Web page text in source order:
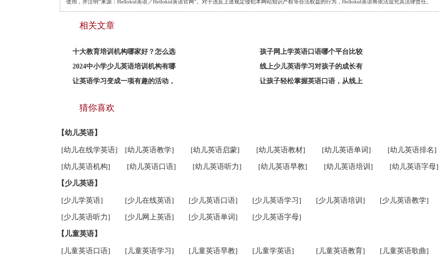
使用，并注明“来源：Hellokid英语／Hellokid英语官网”。对于违反上述规定侵犯本网站知识产权等合法权益的行为，Hellokid英语将依法追究其法律责任。
相关文章
十大教育培训机构哪家好？怎么选
孩子网上学英语口语哪个平台比较
2024中小学少儿英语培训机构有哪
线上少儿英语学习对孩子的成长有
让英语学习变成一项有趣的活动，
让孩子轻松掌握英语口语，从线上
猜你喜欢
【幼儿英语】
[幼儿在线学英语] [幼儿英语教学] [幼儿英语启蒙] [幼儿英语教材] [幼儿英语单词] [幼儿英语排名]
[幼儿英语机构] [幼儿英语口语] [幼儿英语听力] [幼儿英语早教] [幼儿英语培训] [幼儿英语字母]
【少儿英语】
[少儿学英语] [少儿在线英语] [少儿英语口语] [少儿英语学习] [少儿英语培训] [少儿英语教学]
[少儿英语听力] [少儿网上英语] [少儿英语单词] [少儿英语字母]
【儿童英语】
[儿童英语口语] [儿童英语学习] [儿童英语早教] [儿童学英语] [儿童英语教育] [儿童英语歌曲]